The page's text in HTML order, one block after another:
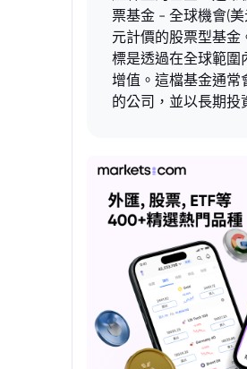
票基金 - 全球機會(
元計價的股票型基金
標是透過在全球範圍
增值。這檔基金通常
的公司，並以長期投